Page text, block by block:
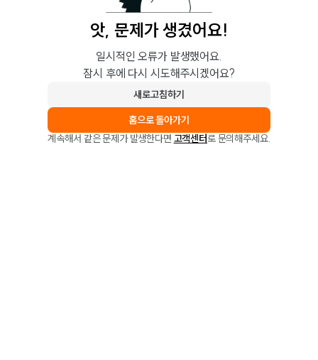
앗, 문제가 생겼어요!
일시적인 오류가 발생했어요.
잠시 후에 다시 시도해주시겠어요?
새로고침하기
홈으로 돌아가기
계속해서 같은 문제가 발생한다면 고객센터로 문의해주세요.